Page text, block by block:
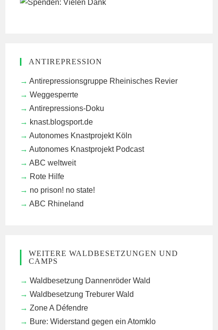
ANTIREPRESSION
Antirepressionsgruppe Rheinisches Revier
Weggesperrte
Antirepressions-Doku
knast.blogsport.de
Autonomes Knastprojekt Köln
Autonomes Knastprojekt Podcast
ABC weltweit
Rote Hilfe
no prison! no state!
ABC Rhineland
WEITERE WALDBESETZUNGEN UND
CAMPS
Waldbesetzung Dannenröder Wald
Waldbesetzung Treburer Wald
Zone A Défendre
Bure: Widerstand gegen ein Atomklo